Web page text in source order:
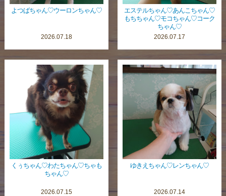
よつばちゃん♡ウーロンちゃん♡
2026.07.18
エステルちゃん♡あんこちゃん♡
もちちゃん♡モコちゃん♡コーク
ちゃん♡
2026.07.17
くぅちゃん♡わたちゃん♡ちゃも
ちゃん♡
2026.07.15
ゆきえちゃん♡レンちゃん♡
2026.07.14